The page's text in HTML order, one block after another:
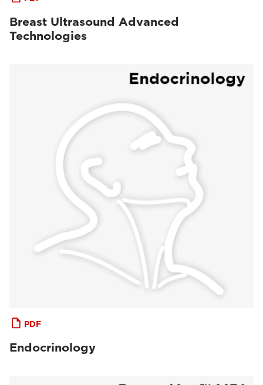
Breast Ultrasound Advanced
Technologies
PDF
Endocrinology